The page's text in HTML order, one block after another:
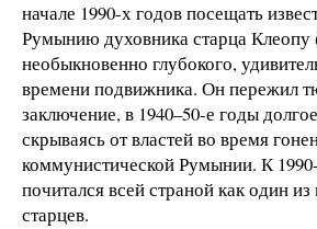
начале 1990-х годов посещать
Румынию духовника старца
необыкновенно глубокого,
времени подвижника. Он пережил
заключение, в 1940–50-е годы
скрываясь от властей во время
коммунистической Румынии. К
почитался всей страной как один
старцев.